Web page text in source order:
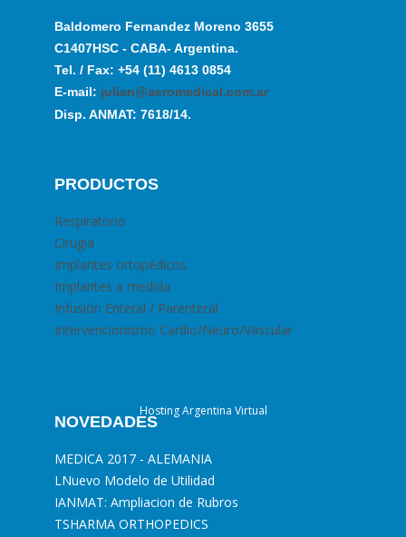
Baldomero Fernandez Moreno 3655
C1407HSC - CABA- Argentina.
Tel. / Fax: +54 (11) 4613 0854
E-mail: julian@aeromedical.com.ar
Disp. ANMAT: 7618/14.
PRODUCTOS
Respiratorio
Cirugia
Implantes ortopédicos
Implantes a medida
Infusión Enteral / Parenteral
Intervencionismo Cardio/Neuro/Vascular
NOVEDADES
MEDICA 2017 - ALEMANIA
LNuevo Modelo de Utilidad
IANMAT: Ampliacion de Rubros
TSHARMA ORTHOPEDICS
Hosting Argentina Virtual